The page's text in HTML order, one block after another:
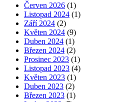
Červen 2026 (1)
Listopad 2024 (1)
Září 2024 (2)
Květen 2024 (9)
Duben 2024 (1)
Březen 2024 (2)
Prosinec 2023 (1)
Listopad 2023 (4)
Květen 2023 (1)
Duben 2023 (2)
Březen 2023 (1)